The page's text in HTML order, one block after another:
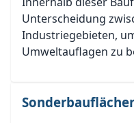
Unterscheidung
Industriegebieten,
Umweltauflagen zu